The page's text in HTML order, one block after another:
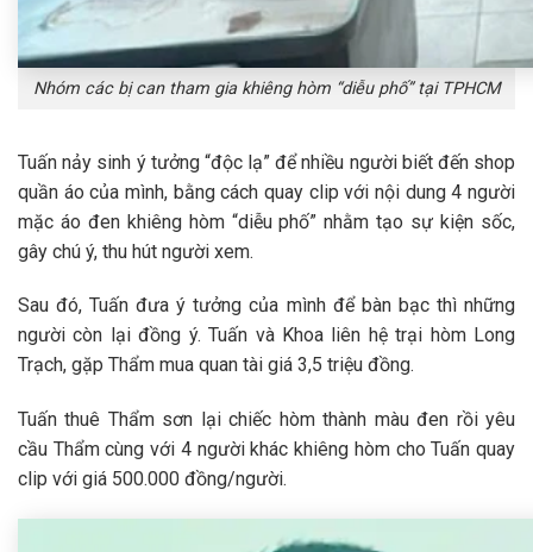
Nhóm các bị can tham gia khiêng hòm “diễu phố” tại TPHCM
Tuấn nảy sinh ý tưởng “độc lạ” để nhiều người biết đến shop
quần áo của mình, bằng cách quay clip với nội dung 4 người
mặc áo đen khiêng hòm “diễu phố” nhằm tạo sự kiện sốc,
gây chú ý, thu hút người xem.
Sau đó, Tuấn đưa ý tưởng của mình để bàn bạc thì những
người còn lại đồng ý. Tuấn và Khoa liên hệ trại hòm Long
Trạch, gặp Thẩm mua quan tài giá 3,5 triệu đồng.
Tuấn thuê Thẩm sơn lại chiếc hòm thành màu đen rồi yêu
cầu Thẩm cùng với 4 người khác khiêng hòm cho Tuấn quay
clip với giá 500.000 đồng/người.